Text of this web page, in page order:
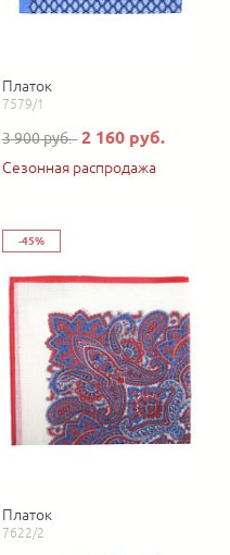
Платок
7579/1
3 900 руб. 2 160 руб.
Сезонная распродажа
-45%
Платок
7622/2